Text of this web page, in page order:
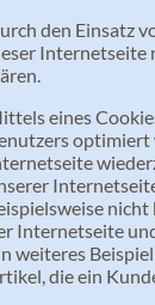
den Einsatz
Internetseite
eines
optimiert
nicht
Internetseite
weiteres
die ein